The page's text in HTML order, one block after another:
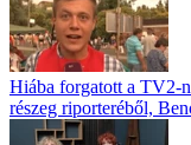
Hiába forgatott a TV2-
részeg riporteréből,